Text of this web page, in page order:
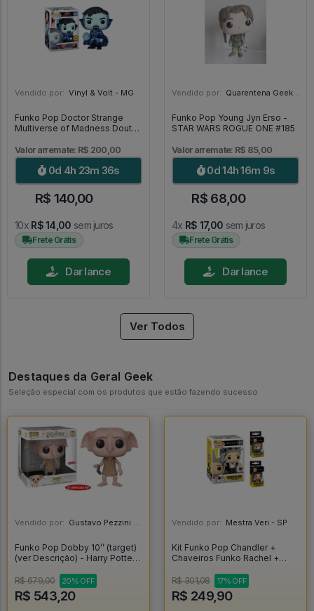
Vendido por: Vinyl & Volt - MG
Funko Pop Doctor Strange
Multiverse of Madness Doutor
Edition] - Doctor Strange
#1000
Valor arremate: R$ 200,00
0d 4h 23m 35s
R$ 140,00
10x R$ 14,00 sem juros
Frete Grátis
Dar lance
Vendido por: Quarentena Geek Store - SP
Funko Pop Young Jyn Erso -
STAR WARS ROGUE ONE #185
Valor arremate: R$ 85,00
0d 14h 16m 8s
R$ 68,00
4x R$ 17,00 sem juros
Frete Grátis
Dar lance
Ver Todos
Destaques da Geral Geek
Seleção especial com os produtos que estão fazendo sucesso
Vendido por: Gustavo Pezzini - MG
Funko Pop Dobby 10’’ (target)
(ver Descrição) - Harry Potter
R$ 679,00
20% OFF
R$ 543,20
Vendido por: Mestra Veri - SP
Kit Funko Pop Chandler +
Chaveiros Funko Rachel +
R$ 301,08
17% OFF
R$ 249,90